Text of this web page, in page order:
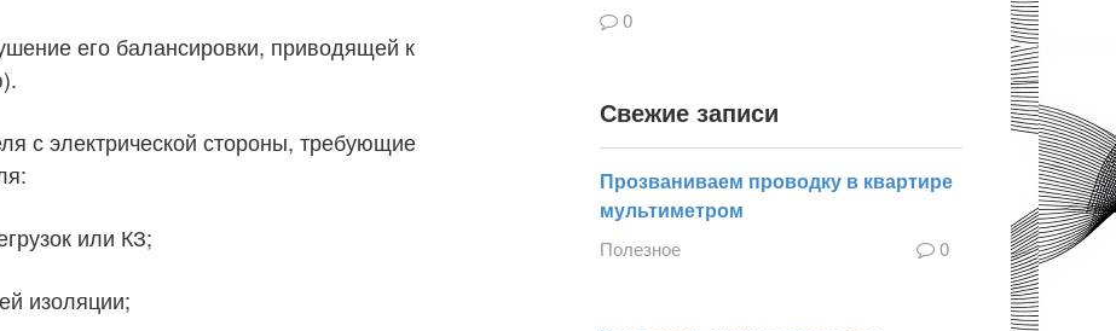
его балансировки, приводящей к
с электрической стороны, требующие
или КЗ;
изоляции;
0
Свежие записи
Прозваниваем проводку в квартире
мультиметром
Полезное 0